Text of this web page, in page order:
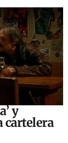
y
cartelera